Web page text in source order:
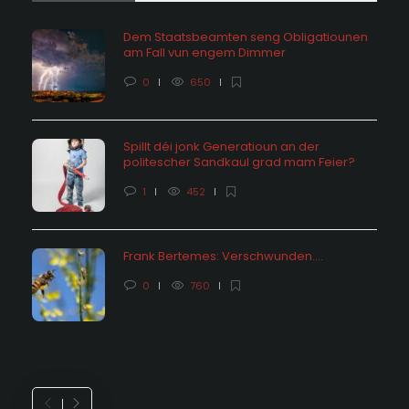
Dem Staatsbeamten seng Obligatiounen
am Fall vun engem Dimmer
0 650
Spillt déi jonk Generatioun an der
politescher Sandkaul grad mam Feier?
1 452
Frank Bertemes: Verschwunden….
0 760